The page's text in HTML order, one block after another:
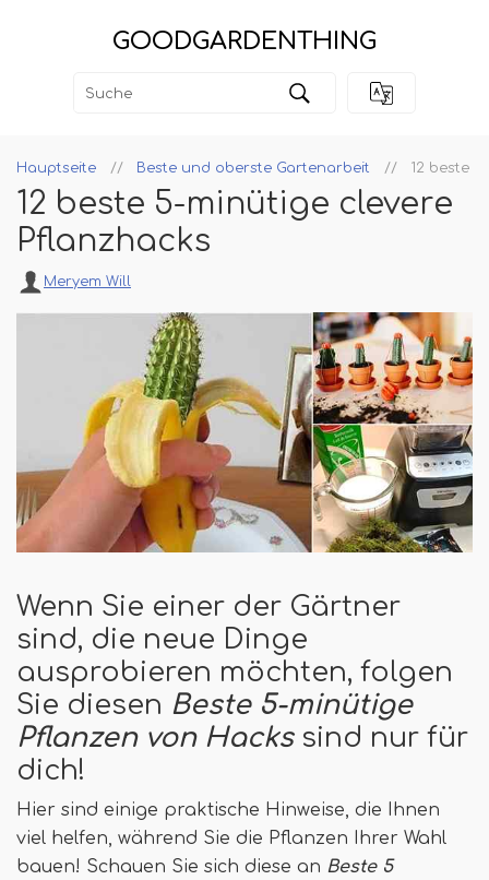
GOODGARDENTHING
Hauptseite Beste und oberste Gartenarbeit 12 beste
12 beste 5-minütige clevere
Pflanzhacks
Meryem Will
Wenn Sie einer der Gärtner
sind, die neue Dinge
ausprobieren möchten, folgen
Sie diesen Beste 5-minütige
Pflanzen von Hackssind nur für
dich!
Hier sind einige praktische Hinweise, die Ihnen
viel helfen, während Sie die Pflanzen Ihrer Wahl
bauen! Schauen Sie sich diese an Beste 5